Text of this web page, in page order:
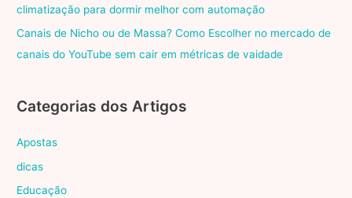
climatização para dormir melhor com automação
Canais de Nicho ou de Massa? Como Escolher no mercado de
canais do YouTube sem cair em métricas de vaidade
Categorias dos Artigos
Apostas
dicas
Educação